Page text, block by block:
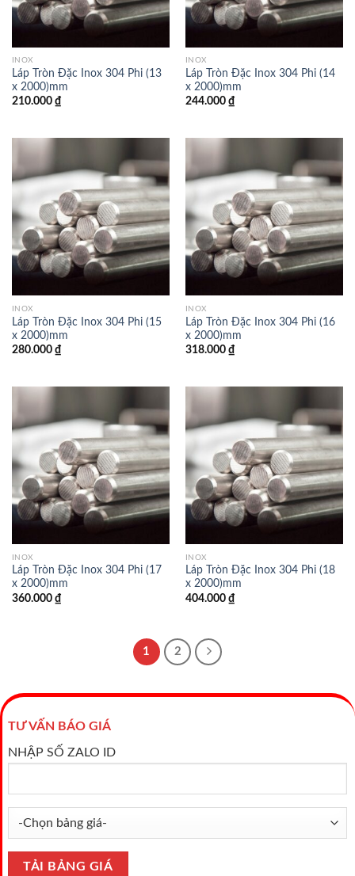
INOX
Láp Tròn Đặc Inox 304 Phi (13
x 2000)mm
210.000 ₫
INOX
Láp Tròn Đặc Inox 304 Phi (14
x 2000)mm
244.000 ₫
INOX
Láp Tròn Đặc Inox 304 Phi (15
x 2000)mm
280.000 ₫
INOX
Láp Tròn Đặc Inox 304 Phi (16
x 2000)mm
318.000 ₫
INOX
Láp Tròn Đặc Inox 304 Phi (17
x 2000)mm
360.000 ₫
INOX
Láp Tròn Đặc Inox 304 Phi (18
x 2000)mm
404.000 ₫
1 2
TƯ VẤN BÁO GIÁ
NHẬP SỐ ZALO ID